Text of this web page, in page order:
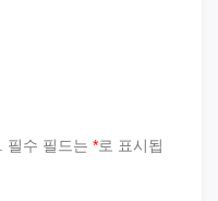
필수 필드는 *로 표시됩